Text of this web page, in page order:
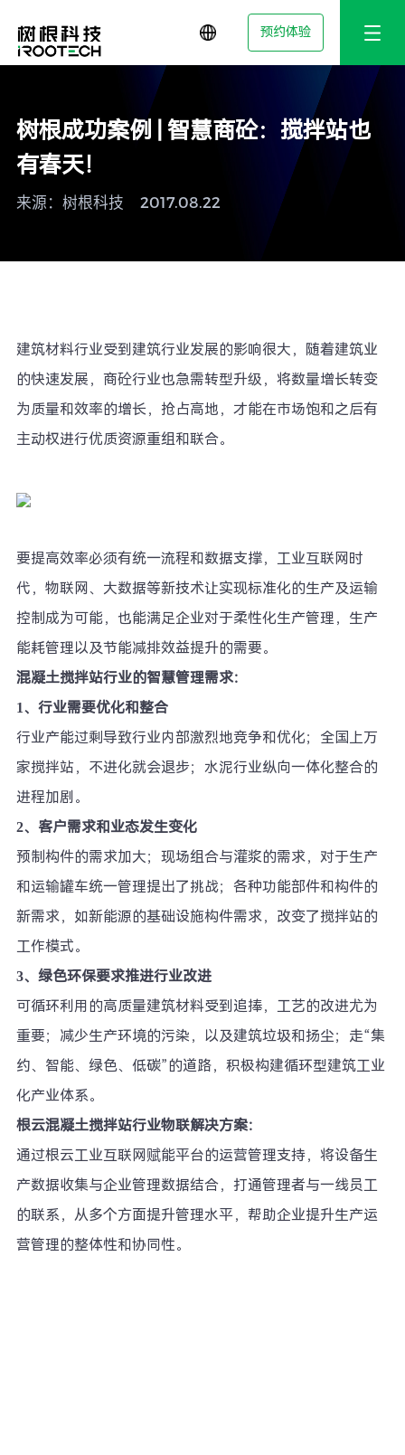
预约体验
树根成功案例 | 智慧商砼：搅拌站也
有春天！
来源：树根科技 2017.08.22
建筑材料行业受到建筑行业发展的影响很大，随着建筑业
的快速发展，商砼行业也急需转型升级，将数量增长转变
为质量和效率的增长，抢占高地，才能在市场饱和之后有
主动权进行优质资源重组和联合。
要提高效率必须有统一流程和数据支撑，工业互联网时
代，物联网、大数据等新技术让实现标准化的生产及运输
控制成为可能，也能满足企业对于柔性化生产管理，生产
能耗管理以及节能减排效益提升的需要。
混凝土搅拌站行业的智慧管理需求：
1、行业需要优化和整合
行业产能过剩导致行业内部激烈地竞争和优化；全国上万
家搅拌站，不进化就会退步；水泥行业纵向一体化整合的
进程加剧。
2、客户需求和业态发生变化
预制构件的需求加大；现场组合与灌浆的需求，对于生产
和运输罐车统一管理提出了挑战；各种功能部件和构件的
新需求，如新能源的基础设施构件需求，改变了搅拌站的
工作模式。
3、绿色环保要求推进行业改进
可循环利用的高质量建筑材料受到追捧，工艺的改进尤为
重要；减少生产环境的污染，以及建筑垃圾和扬尘；走“集
约、智能、绿色、低碳”的道路，积极构建循环型建筑工业
化产业体系。
根云混凝土搅拌站行业物联解决方案：
通过根云工业互联网赋能平台的运营管理支持，将设备生
产数据收集与企业管理数据结合，打通管理者与一线员工
的联系，从多个方面提升管理水平，帮助企业提升生产运
营管理的整体性和协同性。